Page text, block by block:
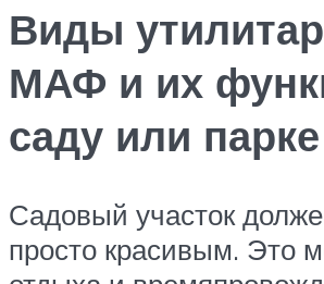
Виды
МАФ и их
саду или парке
Садовый участок
просто красивым. Это